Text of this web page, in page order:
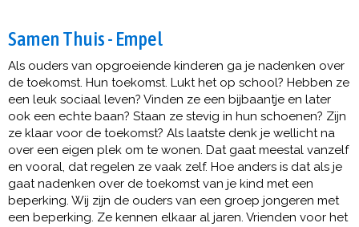
Samen Thuis - Empel
Als ouders van opgroeiende kinderen ga je nadenken over
de toekomst. Hun toekomst. Lukt het op school? Hebben ze
een leuk sociaal leven? Vinden ze een bijbaantje en later
ook een echte baan? Staan ze stevig in hun schoenen? Zijn
ze klaar voor de toekomst? Als laatste denk je wellicht na
over een eigen plek om te wonen. Dat gaat meestal vanzelf
en vooral, dat regelen ze vaak zelf. Hoe anders is dat als je
gaat nadenken over de toekomst van je kind met een
beperking. Wij zijn de ouders van een groep jongeren met
een beperking. Ze kennen elkaar al jaren. Vrienden voor het